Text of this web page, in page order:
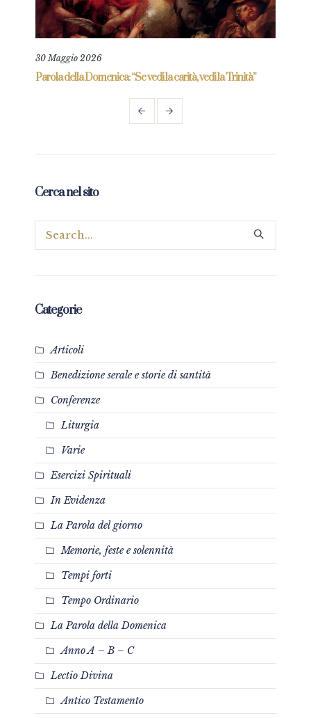
30 Maggio 2026
Parola della Domenica: “Se vedi la carità, vedi la Trinità”
Cerca nel sito
Categorie
Articoli
Benedizione serale e storie di santità
Conferenze
Liturgia
Varie
Esercizi Spirituali
In Evidenza
La Parola del giorno
Memorie, feste e solennità
Tempi forti
Tempo Ordinario
La Parola della Domenica
Anno A – B – C
Lectio Divina
Antico Testamento